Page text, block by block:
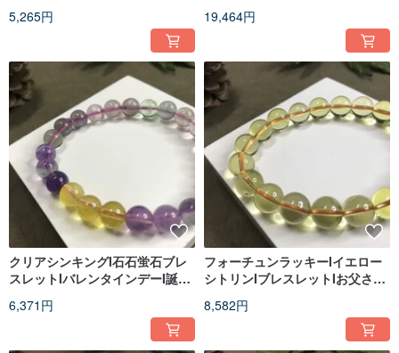
ゼント
5,265円 19,464円
クリアシンキングI石石蛍石ブレ
スレットIバレンタインデーI誕生
6,371円
フォーチュンラッキーIイエロー
シトリンIブレスレットIお父さん
プレゼント
8,582円